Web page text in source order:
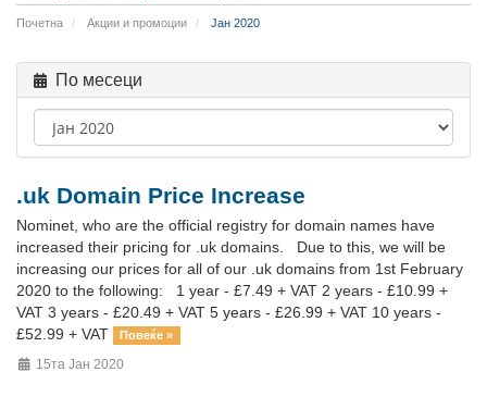
Почетна Акции и промоции Јан 2020
По месеци
.uk Domain Price Increase
Nominet, who are the official registry for domain names have
increased their pricing for .uk domains. Due to this, we will be
increasing our prices for all of our .uk domains from 1st February
2020 to the following: 1 year - £7.49 + VAT 2 years - £10.99 +
VAT 3 years - £20.49 + VAT 5 years - £26.99 + VAT 10 years -
£52.99 + VAT
Повеќе »
15та Јан 2020